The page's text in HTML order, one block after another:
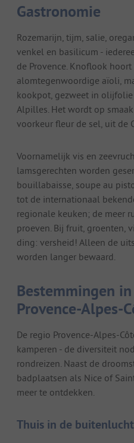
Gastronomie
Rozemarijn, tijm, salie,
venkel en basilicum -
de Provence. Knoflook
alomtegenwoordige aïoli,
kookpot, gezweet in
Alpilles. Het wordt op
voorkeur fleur de sel, uit de
Voornamelijk vis en
lamsgerechten worden
bouillabaisse, soupe au
tot de internationaal
regionale keuken; de meer
proeven. Bij fruit, groenten,
ding: versheid! Alleen de
worden langer bewaard.
Bestemmingen
Provence-Alpes-
De regio Provence-Alpes-
kamperen - de diversiteit
rondreizen. Naast de
badplaatsen als Nice of
meer te ontdekken.
Thuis in de